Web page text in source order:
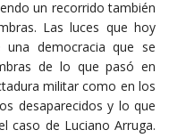
un recorrido también
Las luces que hoy
democracia que se
de lo que pasó en
militar como en los
desaparecidos y lo que
caso de Luciano Arruga.